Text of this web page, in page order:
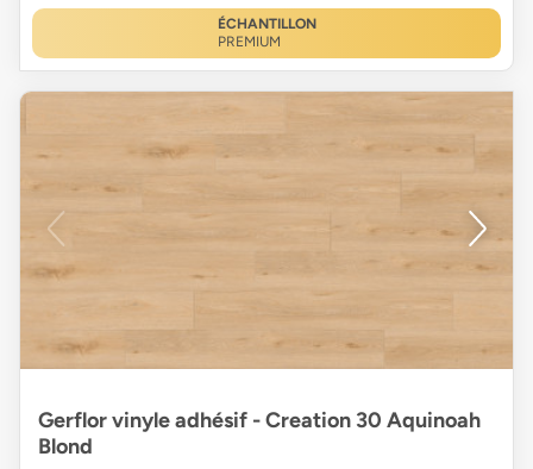
ÉCHANTILLON
PREMIUM
Gerflor vinyle adhésif - Creation 30 Aquinoah
Blond